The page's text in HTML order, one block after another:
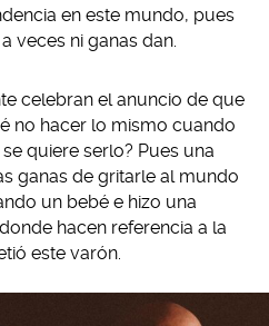
en este mundo, pues
veces ni ganas dan.
celebran el anuncio de que
no hacer lo mismo cuando
quiere serlo? Pues una
ganas de gritarle al mundo
un bebé e hizo una
hacen referencia a la
este varón.